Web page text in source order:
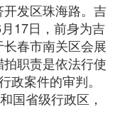
发区珠海路。吉
17日，前身为吉
春市南关区会展
职责是依法行使
政案件的审判。
国省级行政区，